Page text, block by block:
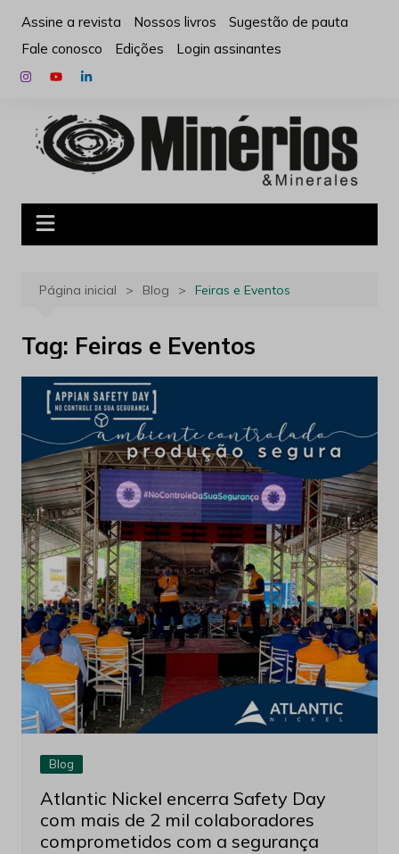
para
conteúdo
Assine a revista Nossos livros
Sugestão de pauta
Fale conosco
Edições Login assinantes
Página inicial Blog Feiras e Eventos
Tag: Feiras e Eventos
Blog
Atlantic Nickel encerra Safety Day
com mais de 2 mil colaboradores
comprometidos com a segurança